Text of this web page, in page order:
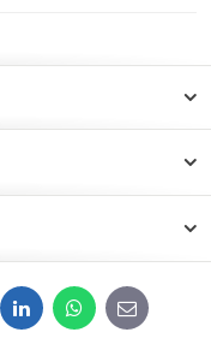
LinkedInWhatsApp
E-
mail